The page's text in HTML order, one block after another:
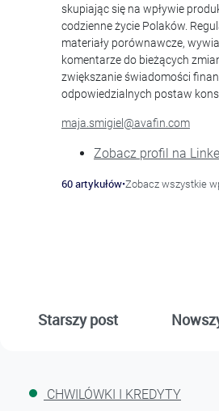
skupiając się na wpływie
codzienne życie Polaków.
materiały porównawcze,
komentarze do bieżących
zwiększanie świadomości
odpowiedzialnych postaw
maja.smigiel@avafin.com
Zobacz profil na
60 artykułów•Zobacz wszystkie
Starszy post
CHWILÓWKI I KREDYTY